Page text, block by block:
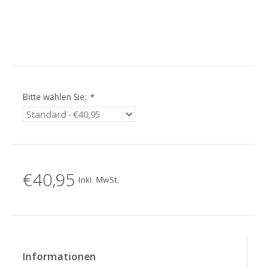
Bitte wählen Sie: *
€40,95 Inkl. MwSt.
Informationen